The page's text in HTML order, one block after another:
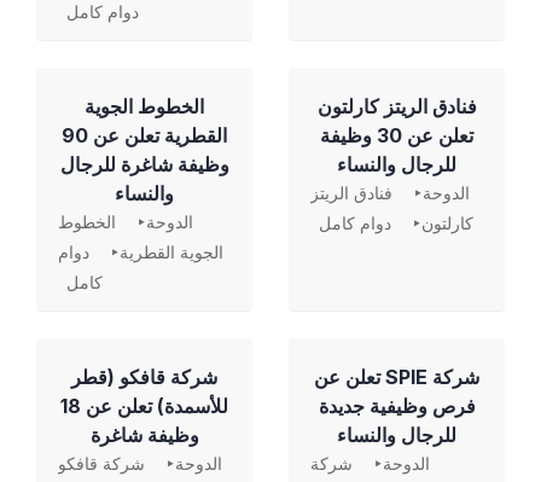
دوام كامل
فنادق الريتز كارلتون
تعلن عن 30 وظيفة
للرجال والنساء
الدوحة
فنادق الريتز
كارلتون
دوام كامل
الخطوط الجوية
القطرية تعلن عن 90
وظيفة شاغرة للرجال
والنساء
الدوحة
الخطوط
الجوية القطرية
دوام
كامل
شركة SPIE تعلن عن
فرص وظيفية جديدة
للرجال والنساء
الدوحة
شركة
شركة قافكو (قطر
للأسمدة) تعلن عن 18
وظيفة شاغرة
الدوحة
شركة قافكو